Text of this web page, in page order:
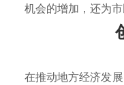
机会的增加，还为
在推动地方经济发